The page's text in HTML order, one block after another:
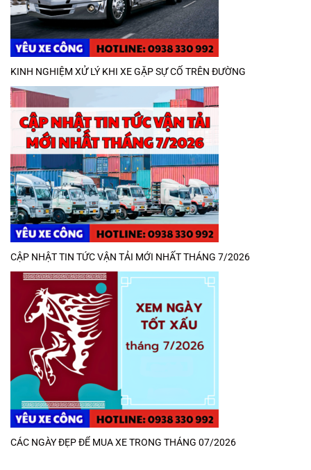
KINH NGHIỆM XỬ LÝ KHI XE GẶP SỰ CỐ TRÊN ĐƯỜNG
CẬP NHẬT TIN TỨC VẬN TẢI MỚI NHẤT THÁNG 7/2026
CÁC NGÀY ĐẸP ĐỂ MUA XE TRONG THÁNG 07/2026